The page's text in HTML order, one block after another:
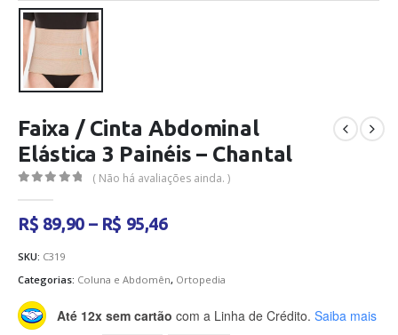
Faixa / Cinta Abdominal
Elástica 3 Painéis – Chantal
( Não há avaliações ainda. )
R$ 89,90 – R$ 95,46Faixa
R$ 89,90
através
R$ 95,46
SKU: C319
Categorias: Coluna e Abdomên, Ortopedia
Até 12x sem cartão com a Linha de Crédito. Saiba mais